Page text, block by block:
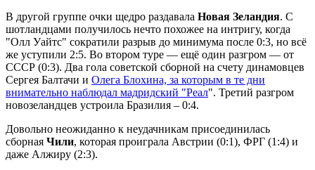
В другой группе очки щедро раздавала Новая Зеландия. С
шотландцами получилось нечто похожее на интригу, когда
"Олл Уайтс" сократили разрыв до минимума после 0:3, но всё
же уступили 2:5. Во втором туре — ещё один разгром — от
СССР (0:3). Два гола советской сборной на счету динамовцев
Сергея Балтачи и Олега Блохина, за которым в те дни
внимательно наблюдал мадридский "Реал". Третий разгром
новозеландцев устроила Бразилия – 0:4.
Довольно неожиданно к неудачникам присоединилась
сборная Чили, которая проиграла Австрии (0:1), ФРГ (1:4) и
даже Алжиру (2:3).